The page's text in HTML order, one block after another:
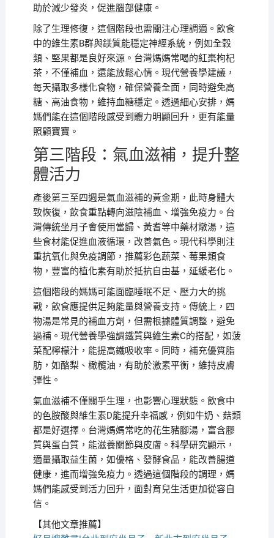
助於減少發炎，促進腦部健康。
除了生理修復，這個階段也需關注心理調適。飲食
中的維生素B群與鎂質能穩定神經系統，例如全穀
類、堅果都是良好來源。台灣媽媽常喝的紅棗枸杞
茶，不僅補血，還能放鬆心情。現代營養學建議，
每天攝取多樣化食物，確保營養全面，同時避免高
糖、高油食物，維持血糖穩定。透過細心安排，媽
媽們能在這個階段感受到體力明顯回升，更有能量
照顧寶寶。
第三階段：氣血滋補，提升整
體活力
產後第三至四週是氣血滋補的黃金期，此時身體大
致恢復，飲食重點轉向滋陰補血、增強免疫力。台
灣傳統坐月子會使用當歸、黃耆等中藥材燉湯，這
些食材能促進血液循環，改善氣色。現代科學則注
重抗氧化與免疫調節，推薦彩色蔬菜、莓果類食
物，豐富的植化素有助於抵抗自由基，延緩老化。
這個階段的媽媽可能面臨睡眠不足、壓力大的挑
戰，飲食應提供足夠能量與營養支持。傳統上，四
物湯是常見的補血方劑，但需根據體質調整，避免
過補。現代營養學強調鐵質與維生素C的搭配，如菠
菜配檸檬汁，能提高鐵吸收率。同時，補充優質脂
肪，如酪梨、橄欖油，有助於激素平衡，維持皮膚
彈性。
氣血滋補不僅關乎生理，也影響心理狀態。飲食中
的色胺酸與維生素D能提升幸福感，例如牛奶、菇類
都是好選擇。台灣媽媽常吃的花生豬腳湯，富含膠
質與蛋白質，能滋養關節與皮膚。科學研究顯示，
適量攝取益生菌，如優格、發酵食品，能改善腸道
健康，進而增強免疫力。透過這個階段的調理，媽
媽們能感受到活力回升，面對育兒生活更加從容自
信。
【其他文章推薦】